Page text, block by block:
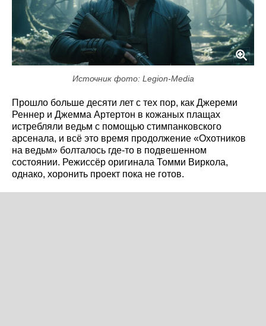
Источник фото: Legion-Media
Прошло больше десяти лет с тех пор, как Джереми
Реннер и Джемма Артертон в кожаных плащах
истребляли ведьм с помощью стимпанковского
арсенала, и всё это время продолжение «Охотников
на ведьм» болталось где-то в подвешенном
состоянии. Режиссёр оригинала Томми Виркола,
однако, хоронить проект пока не готов.